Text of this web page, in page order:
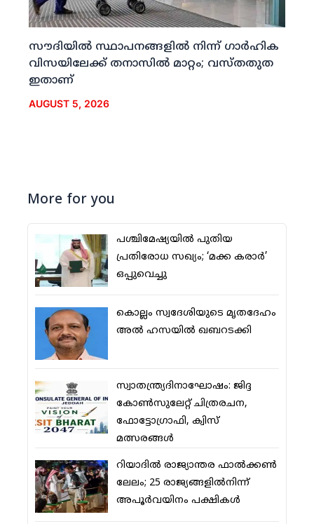
സൗദിയില്‍ സ്ഥാപനങ്ങളില്‍ നിന്ന് ഗാര്‍ഹിക
വിസയിലേക്ക് തനാസില്‍ മാറ്റം; വസ്തതുത
ഇതാണ്
AUGUST 5, 2026
More for you
പശ്ചിമേഷ്യയില്‍ പുതിയ
പ്രതിരോധ സഖ്യം; ‘മക്ക കരാര്‍’
ഒപ്പുവെച്ചു
കൊല്ലം സ്വദേശിയുടെ മൃതദേഹം
അല്‍ ഹസയില്‍ ഖബറടക്കി
സ്വാതന്ത്ര്യദിനാഘോഷം: ജിദ്ദ
കോണ്‍സുലേറ്റ് ചിത്രരചന,
ഫോട്ടോഗ്രാഫി, ക്വിസ്
മത്സരങ്ങള്‍
റിയാദില്‍ രാജ്യാന്തര ഫാല്‍ക്കണ്‍
ലേലം; 25 രാജ്യങ്ങളില്‍നിന്ന്
അപൂര്‍വയിനം പക്ഷികള്‍